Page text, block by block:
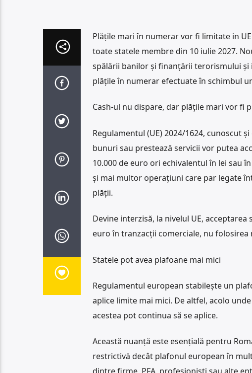
Plățile mari în numerar vor fi limitate in
toate statele membre din 10 iulie 2027.
spălării banilor și finanțării terorismului
plățile în numerar efectuate în schimbul
Cash-ul nu dispare, dar plățile mari vor fi
Regulamentul (UE) 2024/1624, cunoscut
bunuri sau prestează servicii vor putea
10.000 de euro ori echivalentul în lei sau
și mai multor operațiuni care par legate
plății.
Devine interzisă, la nivelul UE,
euro în tranzacții comerciale, nu
Statele pot avea plafoane mai mici
Regulamentul european stabilește un
aplice limite mai mici. De altfel, acolo
acestea pot continua să se aplice.
Această nuanță este esențială pentru
restrictivă decât plafonul european în